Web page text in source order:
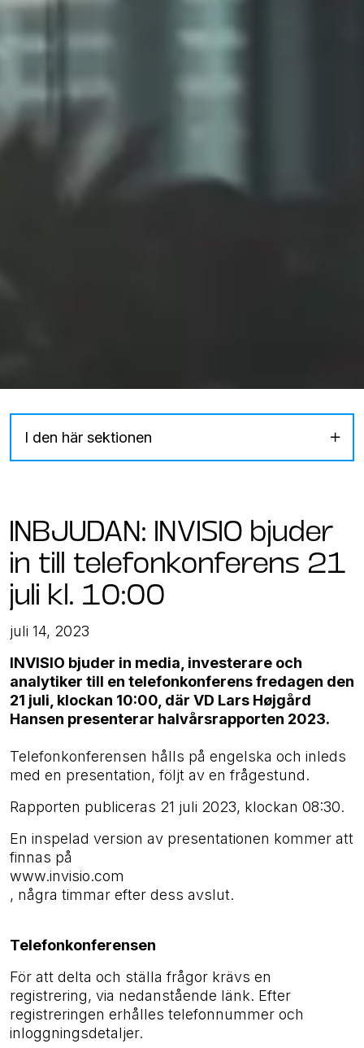
I den här sektionen
INBJUDAN: INVISIO bjuder
in till telefon­konferens 21
juli kl. 10:00
juli 14, 2023
INVISIO bjuder in media, investerare och
analytiker till en telefonkonferens fredagen den
21 juli, klockan 10:00, där VD Lars Højgård
Hansen presenterar halvårsrapporten 2023.
Telefonkonferensen hålls på engelska och inleds
med en presentation, följt av en frågestund.
Rapporten publiceras 21 juli 2023, klockan 08:30.
En inspelad version av presentationen kommer att
finnas på
www.invisio.com
, några timmar efter dess avslut.
Telefonkonferensen
För att delta och ställa frågor krävs en
registrering, via nedanstående länk. Efter
registreringen erhålles telefonnummer och
inloggningsdetaljer.